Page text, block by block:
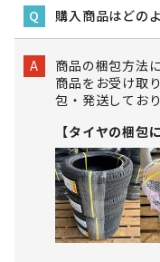
Q 購入商品はどの
A
商品の梱包方法
商品をお受け取
包・発送しており
【タイヤの梱包